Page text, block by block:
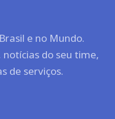
e no Mundo.
do seu time,
de serviços.